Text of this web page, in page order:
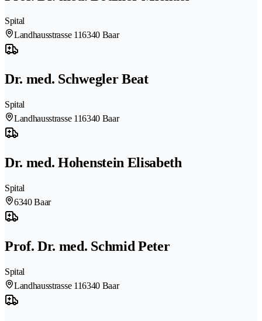
Spital
Landhausstrasse 116340 Baar
Dr. med. Schwegler Beat
Spital
Landhausstrasse 116340 Baar
Dr. med. Hohenstein Elisabeth
Spital
6340 Baar
Prof. Dr. med. Schmid Peter
Spital
Landhausstrasse 116340 Baar